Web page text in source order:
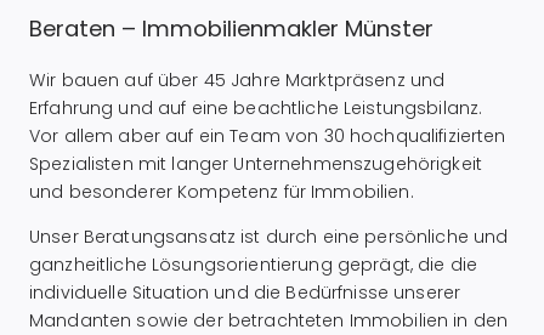
Beraten – Immobilienmakler Münster
Wir bauen auf über 45 Jahre Marktpräsenz und
Erfahrung und auf eine beachtliche Leistungsbilanz.
Vor allem aber auf ein Team von 30 hochqualifizierten
Spezialisten mit langer Unternehmenszugehörigkeit
und besonderer Kompetenz für Immobilien.
Unser Beratungsansatz ist durch eine persönliche und
ganzheitliche Lösungsorientierung geprägt, die die
individuelle Situation und die Bedürfnisse unserer
Mandanten sowie der betrachteten Immobilien in den